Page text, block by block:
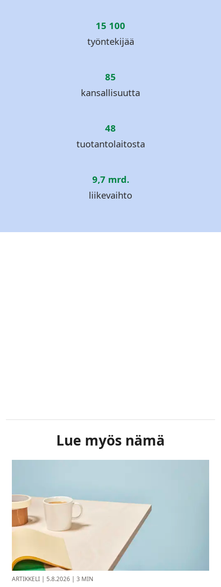
15 100
työntekijää
85
kansallisuutta
48
tuotantolaitosta
9,7 mrd.
liikevaihto
Lue myös nämä
ARTIKKELI | 5.8.2026 | 3 MIN